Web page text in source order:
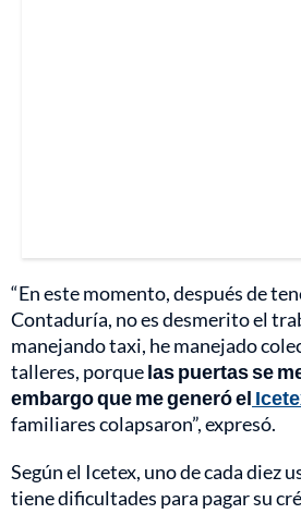
“En este momento, después de
Contaduría, no es desmerito el
manejando taxi, he manejado
talleres, porquelas puertas se
embargo que me generó el
familiares colapsaron”, expresó.
Según el Icetex, uno de cada diez
tiene dificultades para pagar su